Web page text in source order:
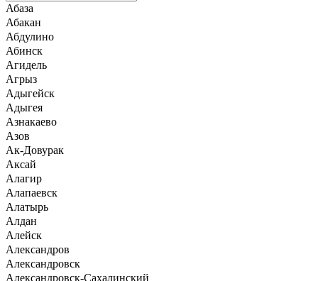
Абаза
Абакан
Абдулино
Абинск
Агидель
Агрыз
Адыгейск
Адыгея
Азнакаево
Азов
Ак-Довурак
Аксай
Алагир
Алапаевск
Алатырь
Алдан
Алейск
Александров
Александровск
Александровск-Сахалинский